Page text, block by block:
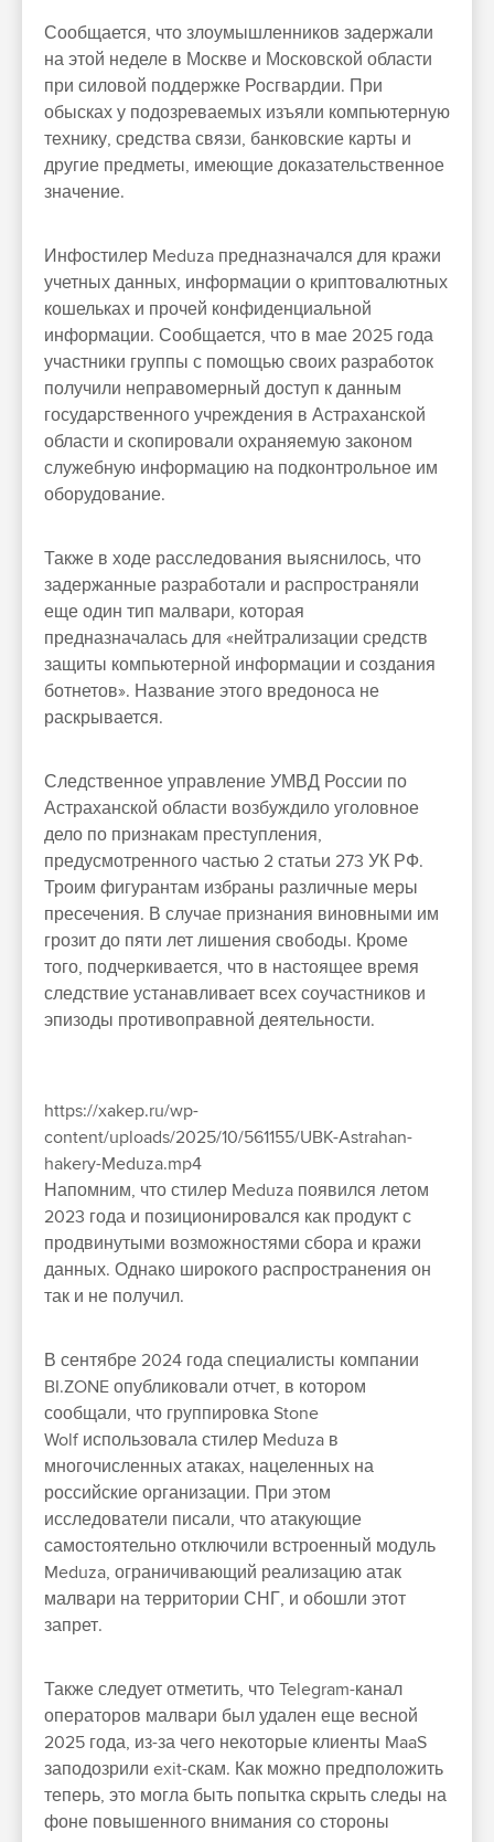
Сообщается, что злоумышленников задержали
на этой неделе в Москве и Московской области
при силовой поддержке Росгвардии. При
обысках у подозреваемых изъяли компьютерную
технику, средства связи, банковские карты и
другие предметы, имеющие доказательственное
значение.
Инфостилер Meduza предназначался для кражи
учетных данных, информации о криптовалютных
кошельках и прочей конфиденциальной
информации. Сообщается, что в мае 2025 года
участники группы с помощью своих разработок
получили неправомерный доступ к данным
государственного учреждения в Астраханской
области и скопировали охраняемую законом
служебную информацию на подконтрольное им
оборудование.
Также в ходе расследования выяснилось, что
задержанные разработали и распространяли
еще один тип малвари, которая
предназначалась для «нейтрализации средств
защиты компьютерной информации и создания
ботнетов». Название этого вредоноса не
раскрывается.
Следственное управление УМВД России по
Астраханской области возбуждило уголовное
дело по признакам преступления,
предусмотренного частью 2 статьи 273 УК РФ.
Троим фигурантам избраны различные меры
пресечения. В случае признания виновными им
грозит до пяти лет лишения свободы. Кроме
того, подчеркивается, что в настоящее время
следствие устанавливает всех соучастников и
эпизоды противоправной деятельности.
https://xakep.ru/wp-
content/uploads/2025/10/561155/UBK-Astrahan-
hakery-Meduza.mp4
Напомним, что стилер Meduza появился летом
2023 года и позиционировался как продукт с
продвинутыми возможностями сбора и кражи
данных. Однако широкого распространения он
так и не получил.
В сентябре 2024 года специалисты компании
BI.ZONE опубликовали отчет, в котором
сообщали, что группировка Stone
Wolf использовала стилер Meduza в
многочисленных атаках, нацеленных на
российские организации. При этом
исследователи писали, что атакующие
самостоятельно отключили встроенный модуль
Meduza, ограничивающий реализацию атак
малвари на территории СНГ, и обошли этот
запрет.
Также следует отметить, что Telegram-канал
операторов малвари был удален еще весной
2025 года, из-за чего некоторые клиенты MaaS
заподозрили exit-скам. Как можно предположить
теперь, это могла быть попытка скрыть следы на
фоне повышенного внимания со стороны